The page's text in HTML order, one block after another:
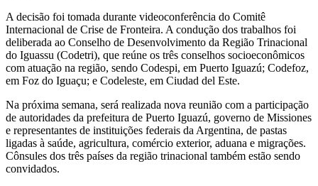
A decisão foi tomada durante videoconferência do Comitê
Internacional de Crise de Fronteira. A condução dos trabalhos foi
deliberada ao Conselho de Desenvolvimento da Região Trinacional
do Iguassu (Codetri), que reúne os três conselhos socioeconômicos
com atuação na região, sendo Codespi, em Puerto Iguazú; Codefoz,
em Foz do Iguaçu; e Codeleste, em Ciudad del Este.
Na próxima semana, será realizada nova reunião com a participação
de autoridades da prefeitura de Puerto Iguazú, governo de Missiones
e representantes de instituições federais da Argentina, de pastas
ligadas à saúde, agricultura, comércio exterior, aduana e migrações.
Cônsules dos três países da região trinacional também estão sendo
convidados.